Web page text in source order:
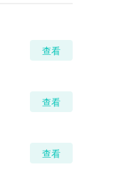
查看
查看
查看